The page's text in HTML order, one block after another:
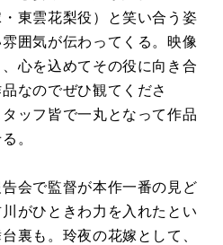
東雲花梨役）と笑い合う姿
囲気が伝わってくる。映像
心を込めてその役に向き合
なのでぜひ観てくださ
ッフ皆で一丸となって作品
。
会で監督が本作一番の見ど
がひときわ力を入れたとい
裏も。玲夜の花嫁として、